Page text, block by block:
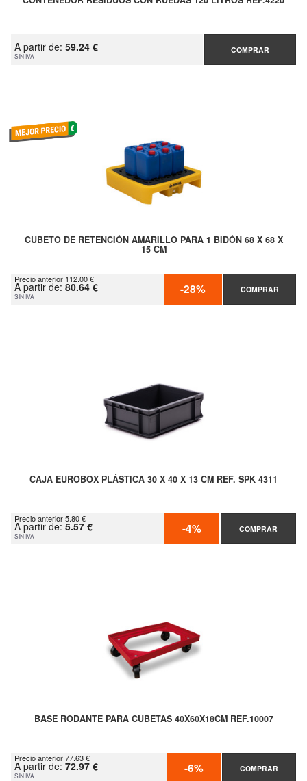
A partir de: 59.24 €
SIN IVA
COMPRAR
CUBETO DE RETENCIÓN AMARILLO PARA 1 BIDÓN 68 X 68 X
15 CM
Precio anterior 112.00 €
A partir de: 80.64 €
SIN IVA -28% COMPRAR
CAJA EUROBOX PLÁSTICA 30 X 40 X 13 CM REF. SPK 4311
Precio anterior 5.80 €
A partir de: 5.57 €
SIN IVA -4% COMPRAR
BASE RODANTE PARA CUBETAS 40X60X18CM REF.10007
Precio anterior 77.63 €
A partir de: 72.97 €
SIN IVA -6% COMPRAR